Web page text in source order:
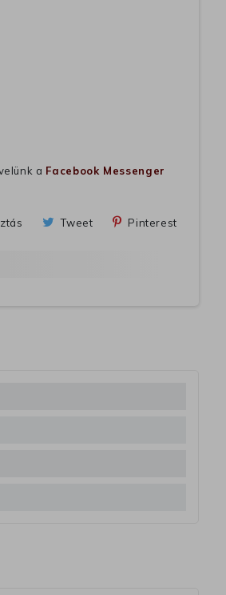
a Facebook Messenger
Tweet Pinterest